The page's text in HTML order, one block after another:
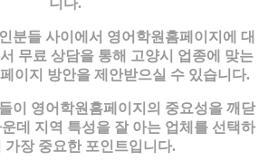
분들 사이에서 영어학원홈페이지에 대
무료 상담을 통해 고양시 업종에 맞는
이지 방안을 제안받으실 수 있습니다.
이 영어학원홈페이지의 중요성을 깨닫
데 지역 특성을 잘 아는 업체를 선택하
가장 중요한 포인트입니다.